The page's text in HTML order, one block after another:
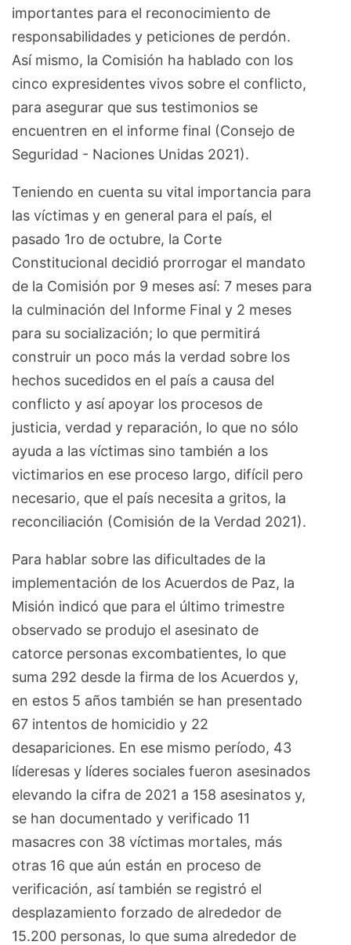
importantes para el reconocimiento de
responsabilidades y peticiones de perdón.
Así mismo, la Comisión ha hablado con los
cinco expresidentes vivos sobre el conflicto,
para asegurar que sus testimonios se
encuentren en el informe final (Consejo de
Seguridad - Naciones Unidas 2021).
Teniendo en cuenta su vital importancia para
las víctimas y en general para el país, el
pasado 1ro de octubre, la Corte
Constitucional decidió prorrogar el mandato
de la Comisión por 9 meses así: 7 meses para
la culminación del Informe Final y 2 meses
para su socialización; lo que permitirá
construir un poco más la verdad sobre los
hechos sucedidos en el país a causa del
conflicto y así apoyar los procesos de
justicia, verdad y reparación, lo que no sólo
ayuda a las víctimas sino también a los
victimarios en ese proceso largo, difícil pero
necesario, que el país necesita a gritos, la
reconciliación (Comisión de la Verdad 2021).
Para hablar sobre las dificultades de la
implementación de los Acuerdos de Paz, la
Misión indicó que para el último trimestre
observado se produjo el asesinato de
catorce personas excombatientes, lo que
suma 292 desde la firma de los Acuerdos y,
en estos 5 años también se han presentado
67 intentos de homicidio y 22
desapariciones. En ese mismo período, 43
líderesas y líderes sociales fueron asesinados
elevando la cifra de 2021 a 158 asesinatos y,
se han documentado y verificado 11
masacres con 38 víctimas mortales, más
otras 16 que aún están en proceso de
verificación, así también se registró el
desplazamiento forzado de alrededor de
15.200 personas, lo que suma alrededor de